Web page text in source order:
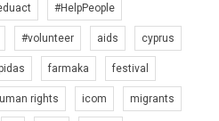
#HelpPeople
#volunteer aids cyprus
farmaka festival
rights icom migrants